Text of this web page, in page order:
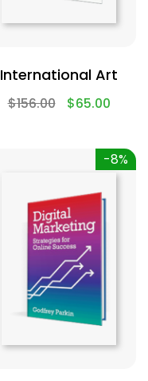
International Art
$156.00 $65.00
-8%